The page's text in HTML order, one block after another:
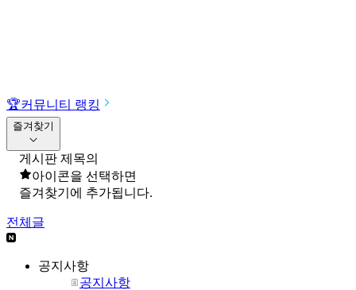
🏆커뮤니티 랭킹
즐겨찾기
게시판 제목의
아이콘을 선택하면
즐겨찾기에 추가됩니다.
전체글
공지사항
공지사항